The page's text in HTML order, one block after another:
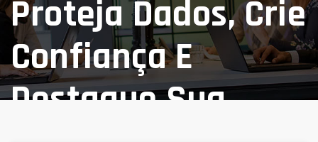
Proteja Dados, Crie
Confiança E
Destaque Sua